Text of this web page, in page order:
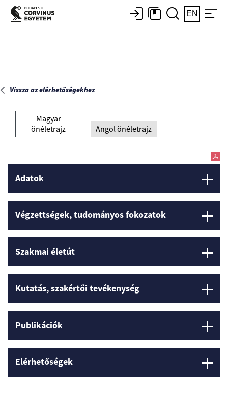
Főoldal
EN
Vissza az elérhetőségekhez
Magyar
önéletrajz
Angol önéletrajz
Adatok
Végzettségek, tudományos fokozatok
Szakmai életút
Kutatás, szakértői tevékenység
Publikációk
Elérhetőségek